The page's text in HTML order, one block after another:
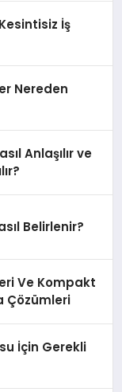
İş
Nereden
Anlaşılır ve
Belirlenir?
Ve Kompakt
Çözümleri
İçin Gerekli